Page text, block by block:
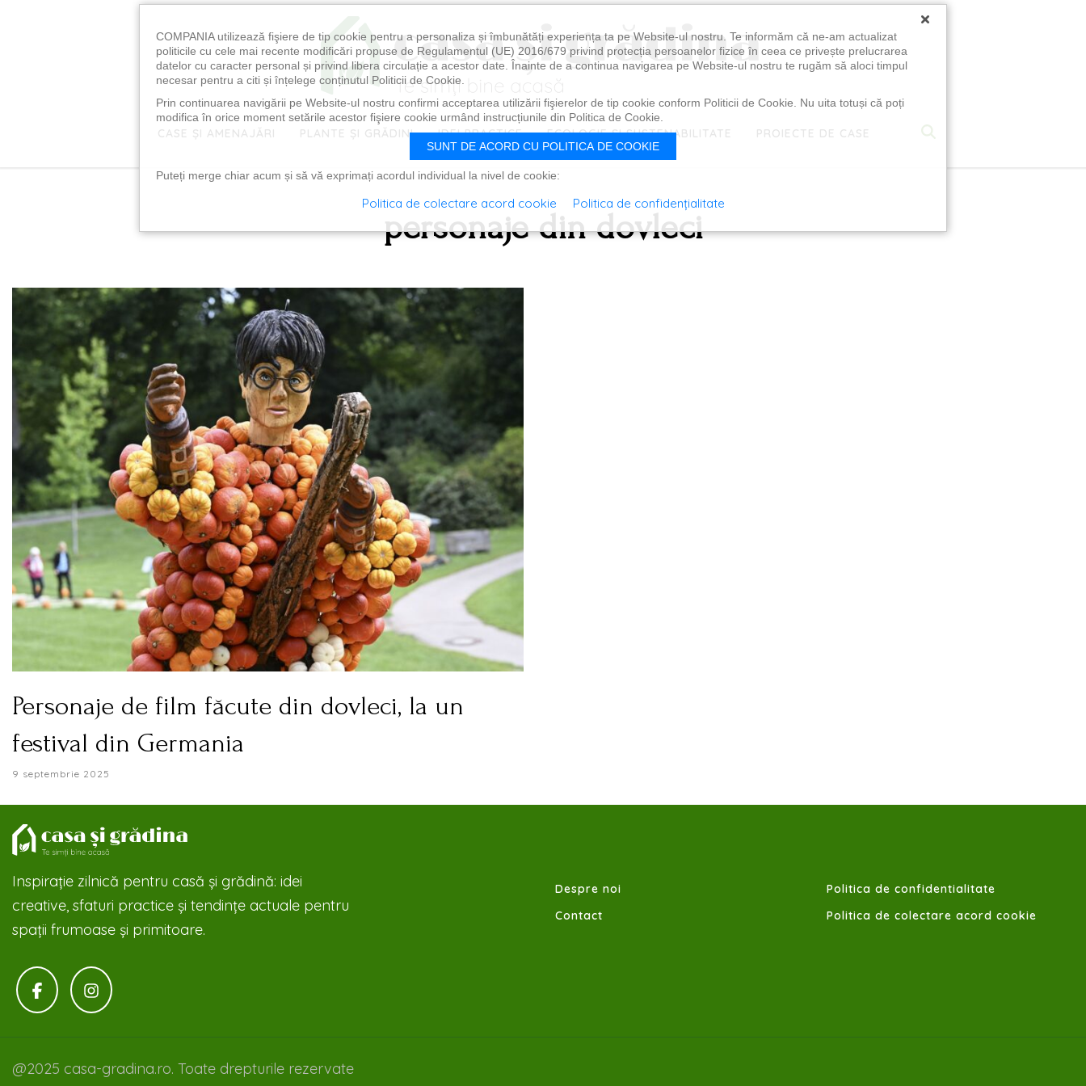
CASE ȘI AMENAJĂRI PLANTE ȘI GRĂDINI IDEI PRACTICE ECOLOGIE ȘI SUSTENABILITATE PROIECTE DE CASE
personaje din dovleci
Personaje de film făcute din dovleci, la un
festival din Germania
9 septembrie 2025
Inspirație zilnică pentru casă și grădină: idei
creative, sfaturi practice și tendințe actuale pentru
spații frumoase și primitoare.
Despre noi
Contact
Politica de confidentialitate
Politica de colectare acord cookie
@2025 casa-gradina.ro. Toate drepturile rezervate
×
COMPANIA utilizează fişiere de tip cookie pentru a personaliza și îmbunătăți experiența ta pe Website-ul nostru. Te informăm că ne-am actualizat
politicile cu cele mai recente modificări propuse de Regulamentul (UE) 2016/679 privind protecția persoanelor fizice în ceea ce privește prelucrarea
datelor cu caracter personal și privind libera circulație a acestor date. Înainte de a continua navigarea pe Website-ul nostru te rugăm să aloci timpul
necesar pentru a citi și înțelege conținutul Politicii de Cookie.
Prin continuarea navigării pe Website-ul nostru confirmi acceptarea utilizării fişierelor de tip cookie conform Politicii de Cookie. Nu uita totuși că poți
modifica în orice moment setările acestor fişiere cookie urmând instrucțiunile din Politica de Cookie.
SUNT DE ACORD CU POLITICA DE COOKIE
Puteți merge chiar acum și să vă exprimați acordul individual la nivel de cookie:
Politica de colectare acord cookie Politica de confidențialitate